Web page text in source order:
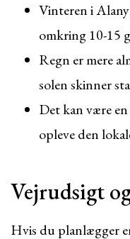
Vinteren i
omkring 10-15
Regn er mere
solen skinner
Det kan være
opleve den
Vejrudsigt
Hvis du planlægger